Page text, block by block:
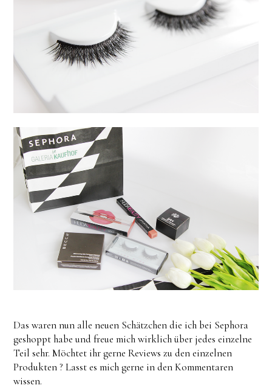
Das waren nun alle neuen Schätzchen die ich bei Sephora
geshoppt habe und freue mich wirklich über jedes einzelne
Teil sehr. Möchtet ihr gerne Reviews zu den einzelnen
Produkten ? Lasst es mich gerne in den Kommentaren
wissen.